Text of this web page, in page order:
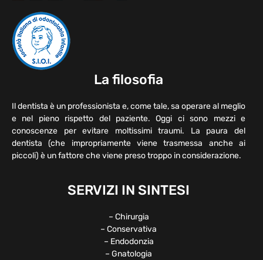
La filosofia
Il dentista è un professionista e, come tale, sa operare al meglio
e nel pieno rispetto del paziente. Oggi ci sono mezzi e
conoscenze per evitare moltissimi traumi. La paura del
dentista (che impropriamente viene trasmessa anche ai
piccoli) è un fattore che viene preso troppo in considerazione.
SERVIZI IN SINTESI
– Chirurgia
– Conservativa
– Endodonzia
– Gnatologia